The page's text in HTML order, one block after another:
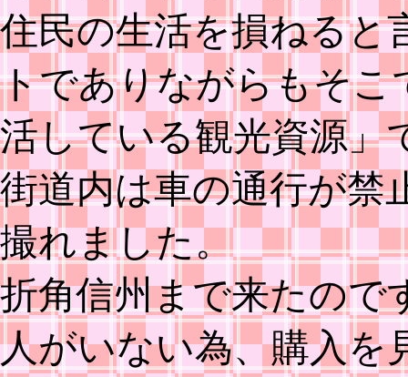
住民の生活を損ねると
トでありながらもそこ
活している観光資源」
街道内は車の通行が禁
撮れました。
折角信州まで来たので
人がいない為、購入を